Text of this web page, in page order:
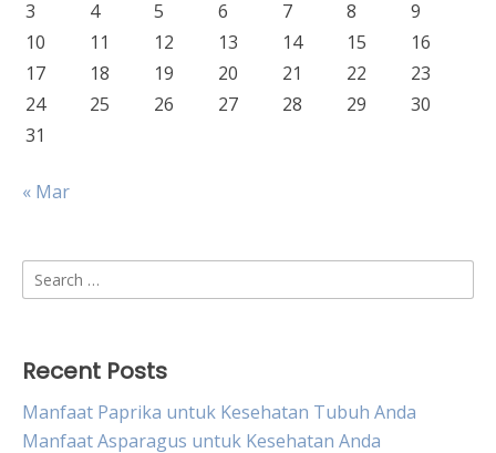
3
4 5 6 7 8
9
10
11 12 13 14 15
16
17
18 19 20 21 22
23
24
25 26 27 28 29
30
31
« Mar
Search
for:
Recent Posts
Manfaat Paprika untuk Kesehatan Tubuh Anda
Manfaat Asparagus untuk Kesehatan Anda